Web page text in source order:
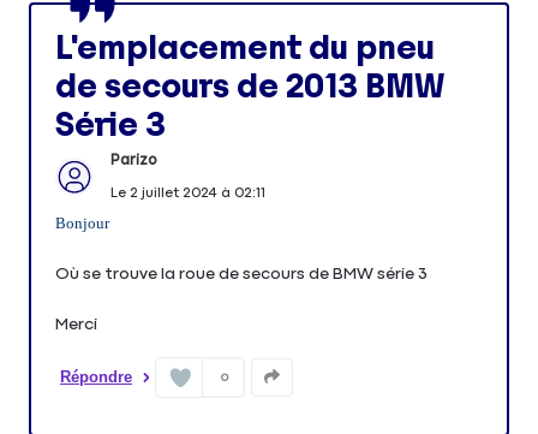
L'emplacement du pneu
de secours de 2013 BMW
Série 3
Parizo
Le 2 juillet 2024à 02:11
Bonjour
Où se trouve la roue de secours de BMW série 3
Merci
Répondre 0